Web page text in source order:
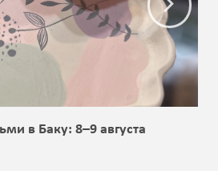
в Баку: 8–9 августа